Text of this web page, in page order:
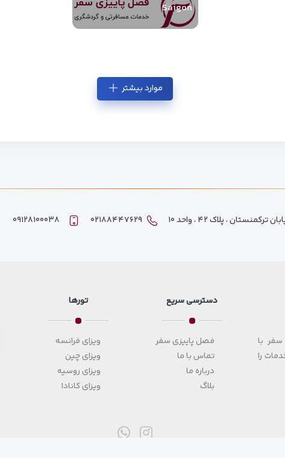
Saigon
موارد بیشتر
، پلاک ۴۲ ، واحد ۱۰ ۰۲۱۸۸۴۴۷۶۲۹ ۰۹۱۲۸۱۰۰۰۳۸
با
را
دسترسی سریع
فصل پاییزی سفر
تماس با ما
درباره ما
بلاگ
تورها
ویزای فرانسه
ویزای چین
ویزای روسیه
ویزای کانادا